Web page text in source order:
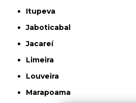
Itupeva
Jaboticabal
Jacareí
Limeira
Louveira
Marapoama